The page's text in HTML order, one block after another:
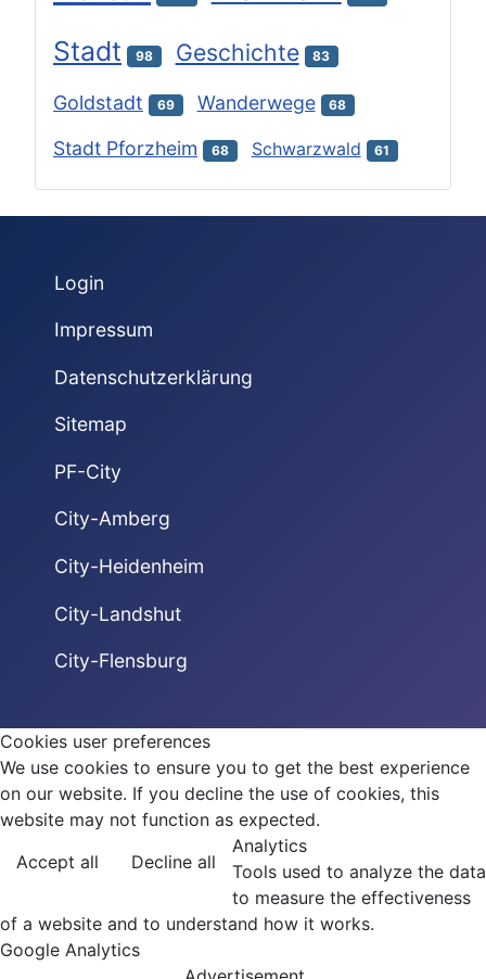
Stadt 98 Geschichte 83
Goldstadt 69 Wanderwege 68
Stadt Pforzheim 68 Schwarzwald 61
Login
Impressum
Datenschutzerklärung
Sitemap
PF-City
City-Amberg
City-Heidenheim
City-Landshut
City-Flensburg
Cookies user preferences
We use cookies to ensure you to get the best experience
on our website. If you decline the use of cookies, this
website may not function as expected.
Accept all
Decline all
Analytics
Tools used to analyze the data
to measure the effectiveness
of a website and to understand how it works.
Google Analytics